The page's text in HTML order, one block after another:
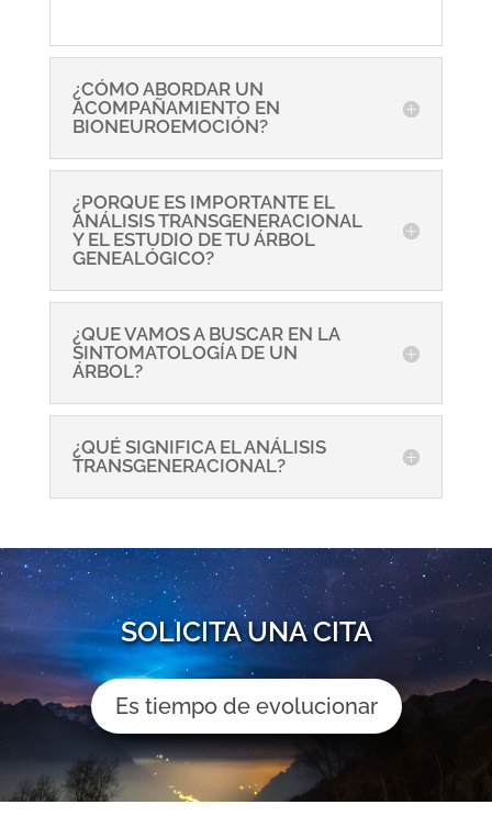
¿CÓMO ABORDAR UN
ACOMPAÑAMIENTO EN
BIONEUROEMOCIÓN?
¿PORQUE ES IMPORTANTE EL
ANÁLISIS TRANSGENERACIONAL
Y EL ESTUDIO DE TU ÁRBOL
GENEALÓGICO?
¿QUE VAMOS A BUSCAR EN LA
SINTOMATOLOGÍA DE UN
ÁRBOL?
¿QUÉ SIGNIFICA EL ANÁLISIS
TRANSGENERACIONAL?
SOLICITA UNA CITA
Es tiempo de evolucionar